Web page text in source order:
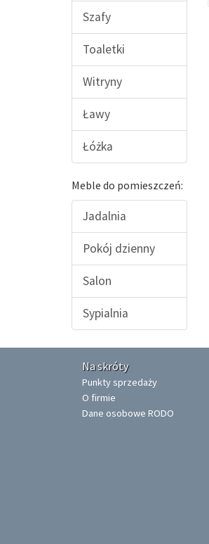
Szafy
Toaletki
Witryny
Ławy
Łóżka
Meble do pomieszczeń:
Jadalnia
Pokój dzienny
Salon
Sypialnia
Na skróty
Punkty sprzedaży
O firmie
Dane osobowe RODO